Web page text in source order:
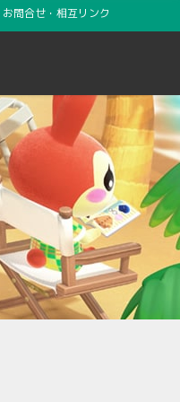
お問合せ・相互リンク